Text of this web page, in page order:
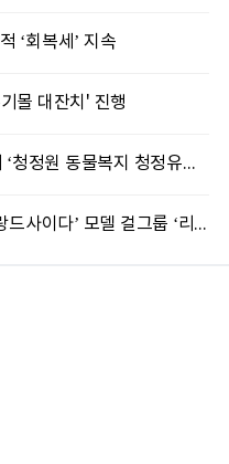
‘회복세’ 지속
몰 대잔치' 진행
대상, 세종시 사회복지시설 51곳에 ‘청정원 동물복지 청정유정란’ 기부
동아오츠카, 제로 칼로리 음료 ‘나랑드사이다’ 모델 걸그룹 ‘리센느’ 광고 공개